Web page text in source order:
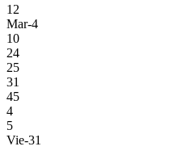
12
Mar-4
10
24
25
31
45
4
5
Vie-31